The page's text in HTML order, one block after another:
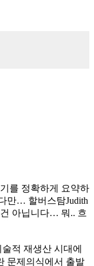
를 정확하게 요약하
만… 할버스탐Judith
건 아닙니다… 뭐.. 흐
술적 재생산 시대에
문제의식에서 출발